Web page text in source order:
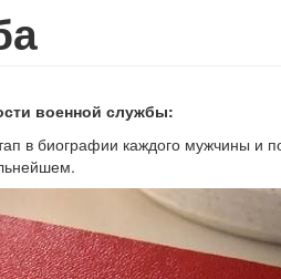
военной службы:
в биографии каждого мужчины и